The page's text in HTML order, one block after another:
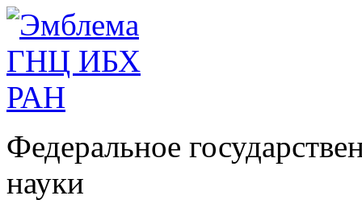
Федеральное
науки